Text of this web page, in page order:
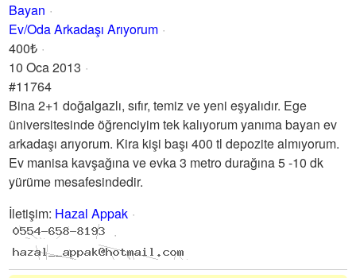
Bayan
Ev/Oda Arkadaşı Arıyorum
400₺
10 Oca 2013
#11764
Bina 2+1 doğalgazlı, sıfır, temiz ve yeni eşyalıdır. Ege
üniversitesinde öğrenciyim tek kalıyorum yanıma bayan ev
arkadaşı arıyorum. Kira kişi başı 400 tl depozite almıyorum.
Ev manisa kavşağına ve evka 3 metro durağına 5 -10 dk
yürüme mesafesindedir.
İletişim: Hazal Appak